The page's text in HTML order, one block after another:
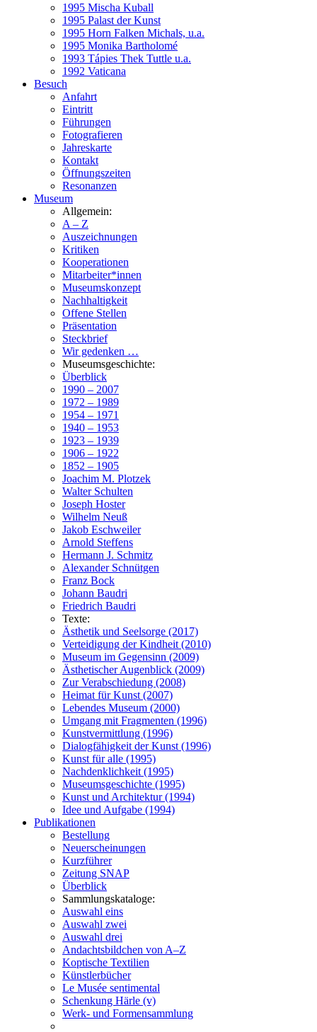
1995 Mischa Kuball
1995 Palast der Kunst
1995 Horn Falken Michals, u.a.
1995 Monika Bartholomé
1993 Tápies Thek Tuttle u.a.
1992 Vaticana
Besuch
Anfahrt
Eintritt
Führungen
Fotografieren
Jahreskarte
Kontakt
Öffnungszeiten
Resonanzen
Museum
Allgemein:
A – Z
Auszeichnungen
Kritiken
Kooperationen
Mitarbeiter*innen
Museumskonzept
Nachhaltigkeit
Offene Stellen
Präsentation
Steckbrief
Wir gedenken …
Museumsgeschichte:
Überblick
1990 – 2007
1972 – 1989
1954 – 1971
1940 – 1953
1923 – 1939
1906 – 1922
1852 – 1905
Joachim M. Plotzek
Walter Schulten
Joseph Hoster
Wilhelm Neuß
Jakob Eschweiler
Arnold Steffens
Hermann J. Schmitz
Alexander Schnütgen
Franz Bock
Johann Baudri
Friedrich Baudri
Texte:
Ästhetik und Seelsorge (2017)
Verteidigung der Kindheit (2010)
Museum im Gegensinn (2009)
Ästhetischer Augenblick (2009)
Zur Verabschiedung (2008)
Heimat für Kunst (2007)
Lebendes Museum (2000)
Umgang mit Fragmenten (1996)
Kunstvermittlung (1996)
Dialogfähigkeit der Kunst (1996)
Kunst für alle (1995)
Nachdenklichkeit (1995)
Museumsgeschichte (1995)
Kunst und Architektur (1994)
Idee und Aufgabe (1994)
Publikationen
Bestellung
Neuerscheinungen
Kurzführer
Zeitung SNAP
Überblick
Sammlungskataloge:
Auswahl eins
Auswahl zwei
Auswahl drei
Andachtsbildchen von A–Z
Koptische Textilien
Künstlerbücher
Le Musée sentimental
Schenkung Härle (v)
Werk- und Formensammlung